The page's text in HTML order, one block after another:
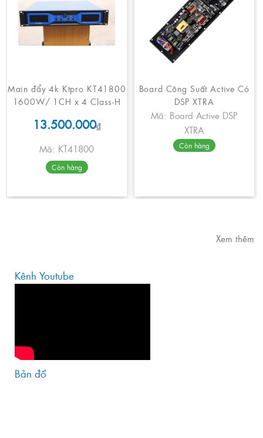
Main đẩy 4k Ktpro KT41800
1600W/ 1CH x 4 Class-H
13.500.000₫
Mã: KT41800
Còn hàng
Board Công Suất Active Có
DSP XTRA
Mã: Board Active DSP
XTRA
Còn hàng
Xem thêm
Kênh Youtube
Bản đồ